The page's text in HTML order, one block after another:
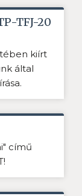
TFJ-20
kiírt
által
című